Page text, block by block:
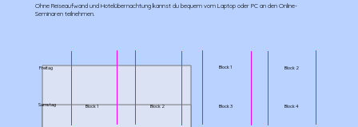
Ohne Reiseaufwand und Hotelübernachtung kannst du bequem vom Laptop oder PC an den Online-
Seminaren teilnehmen.
Freitag
Samstag
Block 1 Block 2
Block 1 Block 2 Block 3 Block 4